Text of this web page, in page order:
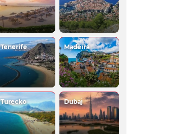
Tenerife Madeira
Turecko Dubaj